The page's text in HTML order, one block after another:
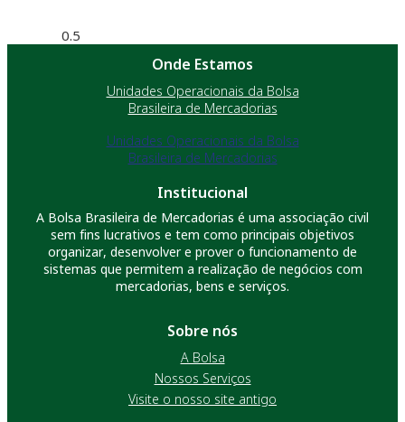
Onde Estamos
Unidades Operacionais da Bolsa
Brasileira de Mercadorias
Unidades Operacionais da Bolsa
Brasileira de Mercadorias
Institucional
A Bolsa Brasileira de Mercadorias é uma associação civil
sem fins lucrativos e tem como principais objetivos
organizar, desenvolver e prover o funcionamento de
sistemas que permitem a realização de negócios com
mercadorias, bens e serviços.
Sobre nós
A Bolsa
Nossos Serviços
Visite o nosso site antigo